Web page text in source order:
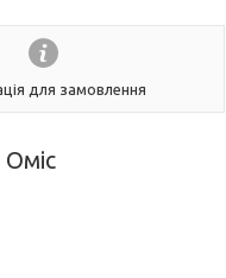
для замовлення